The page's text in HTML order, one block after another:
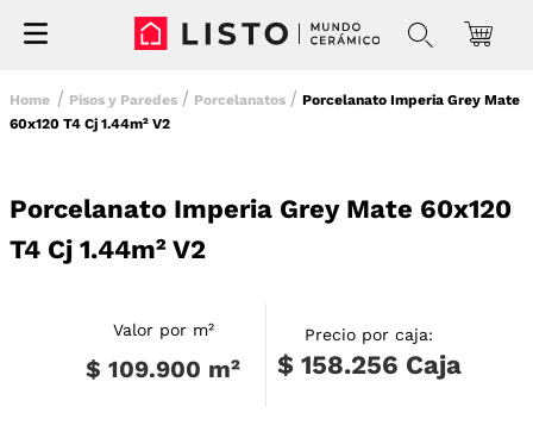
Pisos y Paredes Porcelanatos
Porcelanato Imperia Grey Mate
60x120 T4 Cj 1.44m² V2
Porcelanato Imperia Grey Mate 60x120
T4 Cj 1.44m² V2
Valor por m²
$ 109.900 m²
Precio por caja:
$ 158.256 Caja